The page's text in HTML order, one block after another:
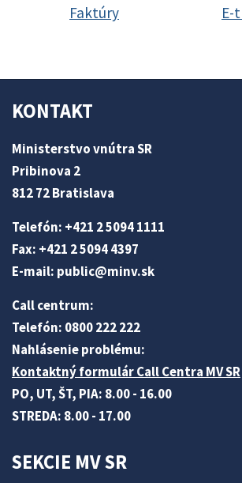
Faktúry E-
KONTAKT
Ministerstvo vnútra SR
Pribinova 2
812 72 Bratislava
Telefón: +421 2 5094 1111
Fax: +421 2 5094 4397
E-mail: public@minv.sk
Call centrum:
Telefón: 0800 222 222
Nahlásenie problému:
Kontaktný formulár Call Centra MV SR
PO, UT, ŠT, PIA: 8.00 - 16.00
STREDA: 8.00 - 17.00
SEKCIE MV SR